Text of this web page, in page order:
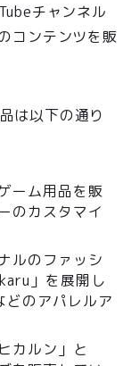
チャンネル
コンテンツを販
は以下の通り
ーム用品を販
のカスタマイ
ルのファッシ
」を展開し
どのアパレルア
カルン」と